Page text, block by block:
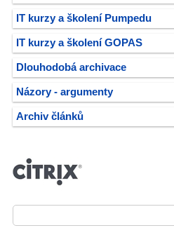
IT kurzy a školení Pumpedu
IT kurzy a školení GOPAS
Dlouhodobá archivace
Názory - argumenty
Archiv článků